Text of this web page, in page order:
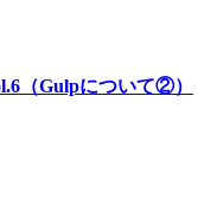
（Gulpについて②）